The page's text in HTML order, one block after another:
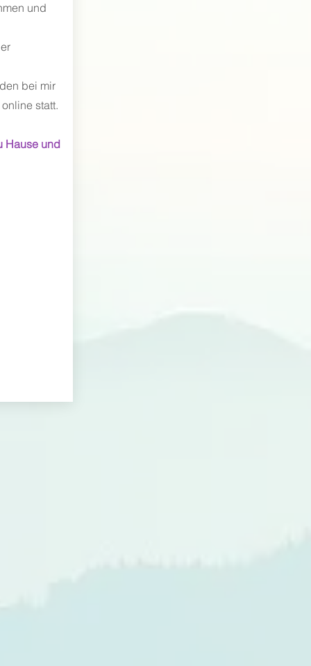
und
bei mir
statt.
Hause und